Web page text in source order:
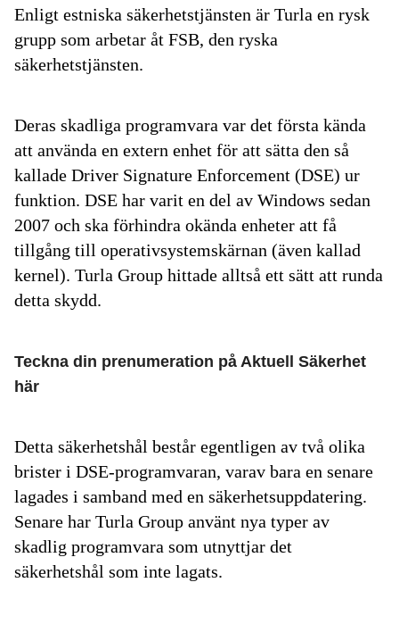
Enligt estniska säkerhetstjänsten är Turla en rysk
grupp som arbetar åt FSB, den ryska
säkerhetstjänsten.
Deras skadliga programvara var det första kända
att använda en extern enhet för att sätta den så
kallade Driver Signature Enforcement (DSE) ur
funktion. DSE har varit en del av Windows sedan
2007 och ska förhindra okända enheter att få
tillgång till operativsystemskärnan (även kallad
kernel). Turla Group hittade alltså ett sätt att runda
detta skydd.
Teckna din prenumeration på Aktuell Säkerhet
här
Detta säkerhetshål består egentligen av två olika
brister i DSE-programvaran, varav bara en senare
lagades i samband med en säkerhetsuppdatering.
Senare har Turla Group använt nya typer av
skadlig programvara som utnyttjar det
säkerhetshål som inte lagats.